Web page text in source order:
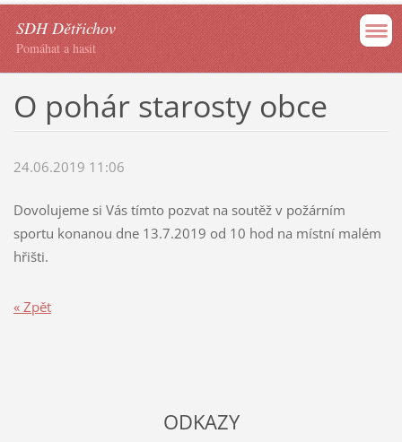
SDH Dětřichov
Pomáhat a hasit
O pohár starosty obce
24.06.2019 11:06
Dovolujeme si Vás tímto pozvat na soutěž v požárním
sportu konanou dne 13.7.2019 od 10 hod na místní malém
hřišti.
« Zpět
ODKAZY